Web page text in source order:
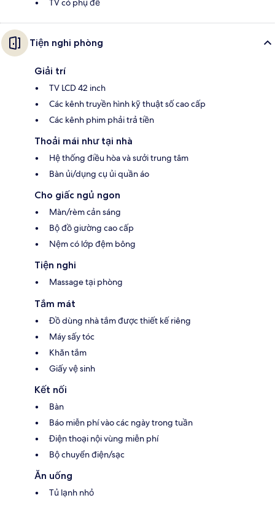
TV có phụ đề
Tiện nghi phòng
Giải trí
TV LCD 42 inch
Các kênh truyền hình kỹ thuật số cao cấp
Các kênh phim phải trả tiền
Thoải mái như tại nhà
Hệ thống điều hòa và sưởi trung tâm
Bàn ủi/dụng cụ ủi quần áo
Cho giấc ngủ ngon
Màn/rèm cản sáng
Bộ đồ giường cao cấp
Nệm có lớp đệm bông
Tiện nghi
Massage tại phòng
Tắm mát
Đồ dùng nhà tắm được thiết kế riêng
Máy sấy tóc
Khăn tắm
Giấy vệ sinh
Kết nối
Bàn
Báo miễn phí vào các ngày trong tuần
Điện thoại nội vùng miễn phí
Bộ chuyển điện/sạc
Ăn uống
Tủ lạnh nhỏ